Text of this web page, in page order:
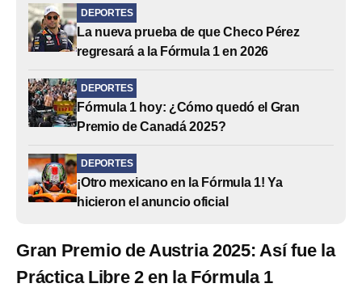
DEPORTES
La nueva prueba de que Checo Pérez
regresará a la Fórmula 1 en 2026
DEPORTES
Fórmula 1 hoy: ¿Cómo quedó el Gran
Premio de Canadá 2025?
DEPORTES
¡Otro mexicano en la Fórmula 1! Ya
hicieron el anuncio oficial
Gran Premio de Austria 2025: Así fue la
Práctica Libre 2 en la Fórmula 1